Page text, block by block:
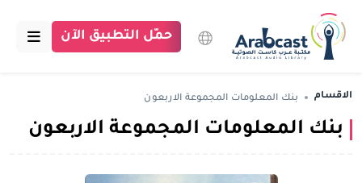
الرئيسية
مكتبة عرب كاست
حمّل التطبيق الآن
الاقسام بنك المعلومات المجموعة الاربعون
بنك المعلومات المجموعة الاربعون